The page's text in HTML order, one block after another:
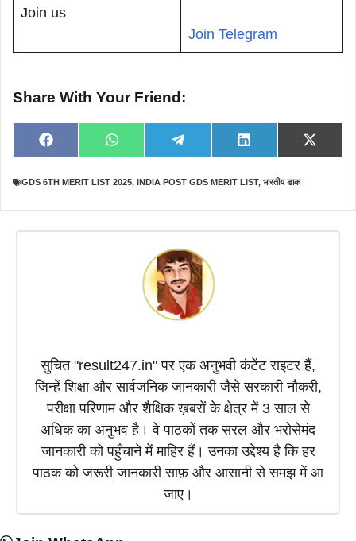
Join us
Join Telegram
Share With Your Friend:
Share
on
F
a
e
k
Share
on
W
h
t
p
Share
on
e
e
m
Share
on
L
i
k
n
Share
on
X
(
e
GDS 6TH MERIT LIST 2025, INDIA POST GDS MERIT LIST, भारतीय डाक
सुचित "result247.in" पर एक अनुभवी कंटेंट राइटर हैं,
जिन्हें शिक्षा और सार्वजनिक जानकारी जैसे सरकारी नौकरी,
परीक्षा परिणाम और शैक्षिक ख़बरों के क्षेत्र में 3 साल से
अधिक का अनुभव है। वे पाठकों तक सरल और भरोसेमंद
जानकारी को पहुँचाने में माहिर हैं। उनका उद्देश्य है कि हर
पाठक को जरूरी जानकारी साफ़ और आसानी से समझ में आ
जाए।